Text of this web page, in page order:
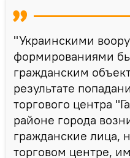
"Украинскими
формированиями
гражданским
результате
торгового центра
районе города
гражданские лица,
торговом центре,